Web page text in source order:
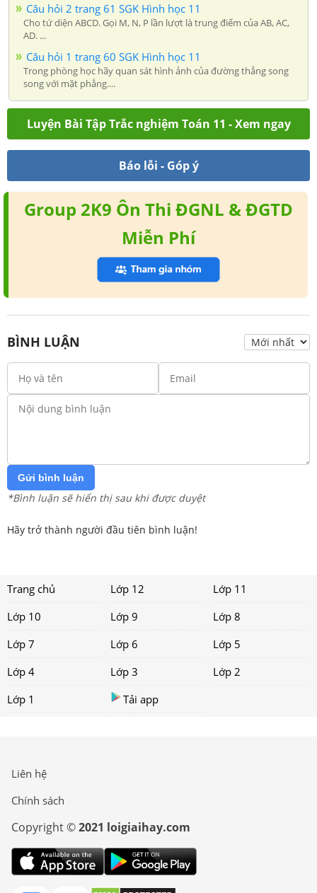
Câu hỏi 2 trang 61 SGK Hình học 11
Cho tứ diện ABCD. Gọi M, N, P lần lượt là trung điểm của AB, AC,
AD. ...
Câu hỏi 1 trang 60 SGK Hình học 11
Trong phòng học hãy quan sát hình ảnh của đường thẳng song
song với mặt phẳng....
Luyện Bài Tập Trắc nghiệm Toán 11 - Xem ngay
Báo lỗi - Góp ý
Group 2K9 Ôn Thi ĐGNL & ĐGTD
Miễn Phí
BÌNH LUẬN
Gửi bình luận
*Bình luận sẽ hiển thị sau khi được duyệt
Hãy trở thành người đầu tiên bình luận!
Trang chủ Lớp 12
Lớp 11
Lớp 10
Lớp 9
Lớp 8
Lớp 7
Lớp 6
Lớp 5
Lớp 4
Lớp 3
Lớp 2
Lớp 1
Tải app
Liên hệ
Chính sách
Copyright ©2021 loigiaihay.com